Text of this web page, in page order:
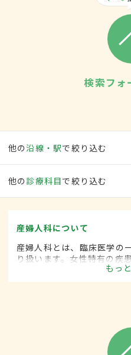
検索フォ
他の沿線・駅で絞り込む
他の 診療科目で絞り込む
産婦人科について
産婦人科とは、臨床医学の
り扱います。女性特有の疾
る病気に対して、予防・診
もっ